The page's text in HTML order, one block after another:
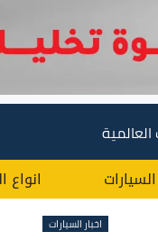
العالمية
انواع
اخبار السيارات